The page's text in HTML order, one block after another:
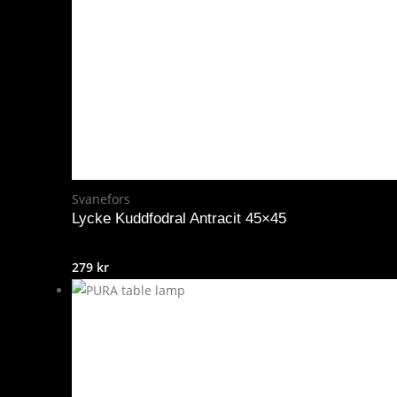
Svanefors
Lycke Kuddfodral Antracit 45×45
279 kr